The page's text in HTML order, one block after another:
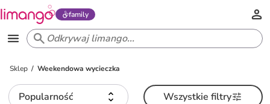
family
Sklep Weekendowa wycieczka
Popularność Wszystkie filtry